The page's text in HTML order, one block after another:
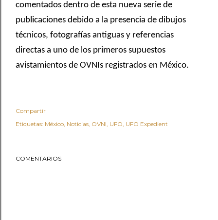
comentados dentro de esta nueva serie de
publicaciones debido a la presencia de dibujos
técnicos, fotografías antiguas y referencias
directas a uno de los primeros supuestos
avistamientos de OVNIs registrados en México.
Compartir
Etiquetas: México Noticias OVNI UFO UFO Expedient
COMENTARIOS